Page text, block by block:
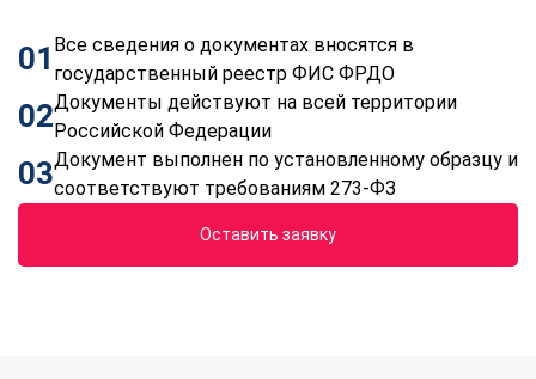
01 Все сведения о документах вносятся в
государственный реестр ФИС ФРДО
02Документы действуют на всей территории
Российской Федерации
03Документ выполнен по установленному образцу и
соответствуют требованиям 273-ФЗ
Оставить заявку